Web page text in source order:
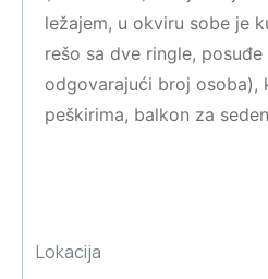
Lokacija
ležajem, u okviru sobe je
rešo sa dve ringle,
odgovarajući broj osoba),
peškirima, balkon za